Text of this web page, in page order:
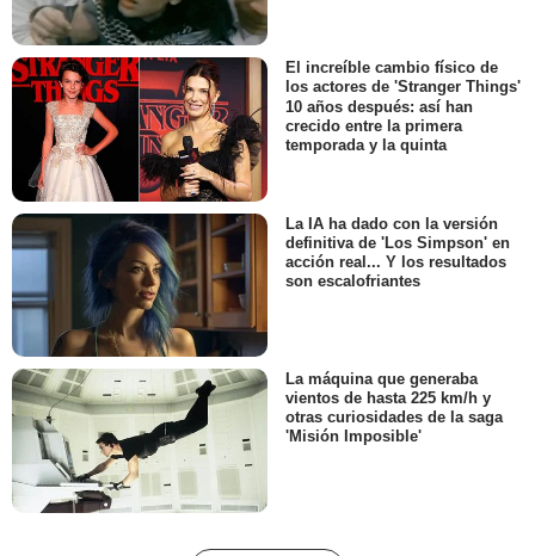
El increíble cambio físico de
los actores de 'Stranger Things'
10 años después: así han
crecido entre la primera
temporada y la quinta
La IA ha dado con la versión
definitiva de 'Los Simpson' en
acción real... Y los resultados
son escalofriantes
La máquina que generaba
vientos de hasta 225 km/h y
otras curiosidades de la saga
'Misión Imposible'